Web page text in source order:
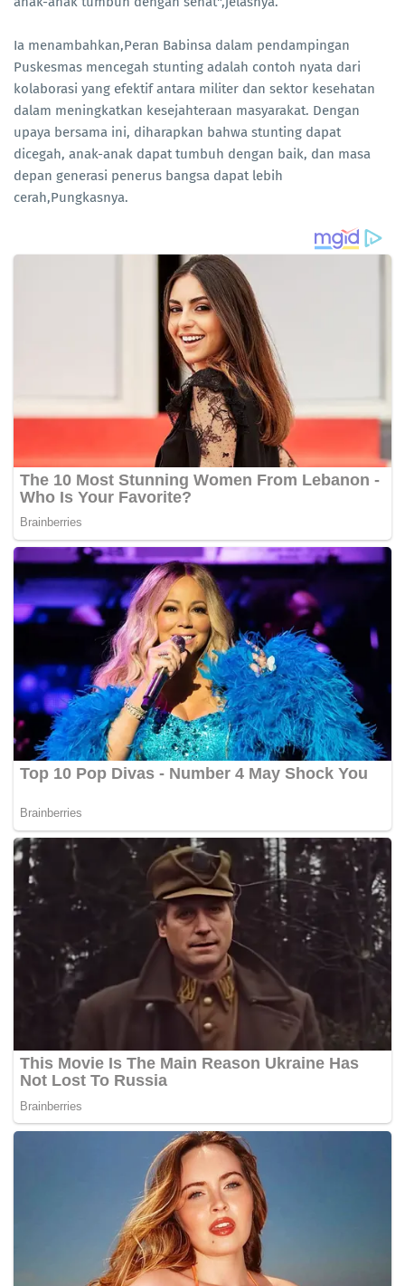
Ia menambahkan,Peran Babinsa dalam pendampingan
Puskesmas mencegah stunting adalah contoh nyata dari
kolaborasi yang efektif antara militer dan sektor kesehatan
dalam meningkatkan kesejahteraan masyarakat. Dengan
upaya bersama ini, diharapkan bahwa stunting dapat
dicegah, anak-anak dapat tumbuh dengan baik, dan masa
depan generasi penerus bangsa dapat lebih
cerah,Pungkasnya.